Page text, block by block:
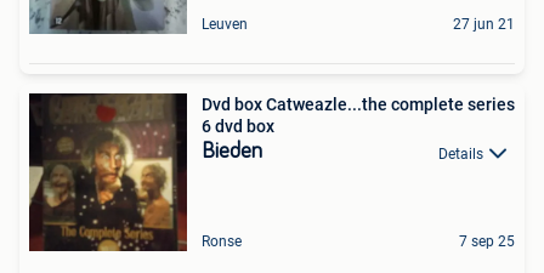
Leuven 27 jun 21
Dvd box Catweazle...the complete series
6 dvd box
Bieden Details
Ronse 7 sep 25